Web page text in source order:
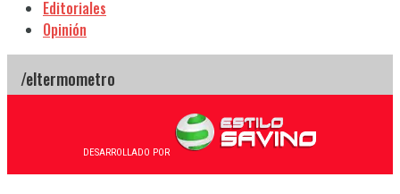
Editoriales
Opinión
DESARROLLADO POR